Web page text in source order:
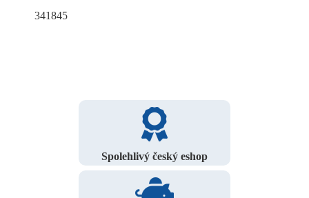
341845
Spolehlivý český eshop